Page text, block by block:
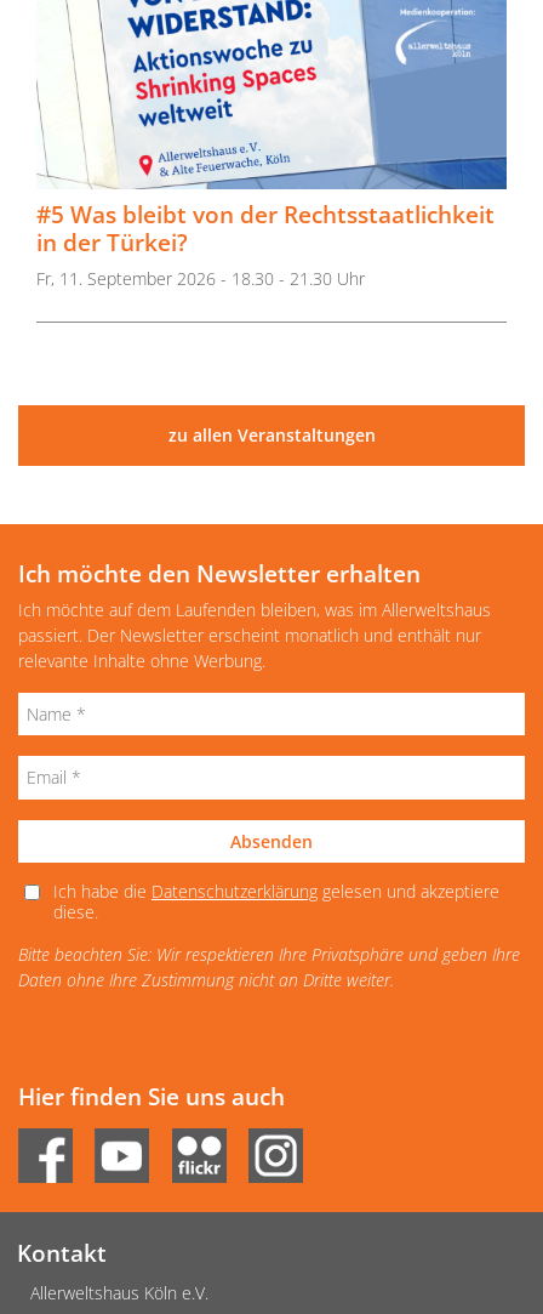
#5 Was bleibt von der Rechtsstaatlichkeit
in der Türkei?
Fr, 11. September 2026 - 18.30 - 21.30 Uhr
zu allen Veranstaltungen
Ich möchte den Newsletter erhalten
Ich möchte auf dem Laufenden bleiben, was im Allerweltshaus
passiert. Der Newsletter erscheint monatlich und enthält nur
relevante Inhalte ohne Werbung.
Absenden
Ich habe die Datenschutzerklärunggelesen und akzeptiere
diese.
Bitte beachten Sie: Wir respektieren Ihre Privatsphäre und geben Ihre
Daten ohne Ihre Zustimmung nicht an Dritte weiter.
Hier finden Sie uns auch
Kontakt
Allerweltshaus Köln e.V.